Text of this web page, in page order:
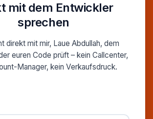
mit dem Entwickler
sprechen
direkt mit mir, Laue Abdullah, dem
euren Code prüft – kein Callcenter,
Manager, kein Verkaufsdruck.